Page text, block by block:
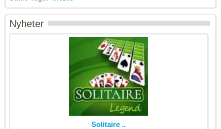
Nyheter
Solitaire ..